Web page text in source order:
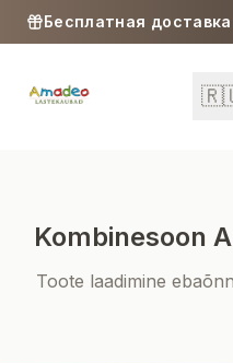
Skip to content
Бесплатная
Kombinesoon
Toote laadimine